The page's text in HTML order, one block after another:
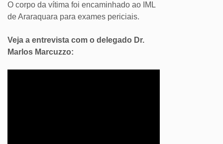
O corpo da vítima foi encaminhado ao IML
de Araraquara para exames periciais.
Veja a entrevista com o delegado Dr.
Marlos Marcuzzo: